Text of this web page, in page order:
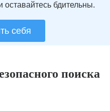
оставайтесь бдительны.
себя
поиска